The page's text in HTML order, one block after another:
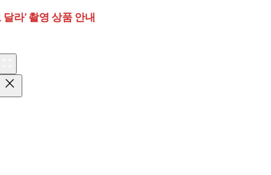
라’ 촬영 상품 안내